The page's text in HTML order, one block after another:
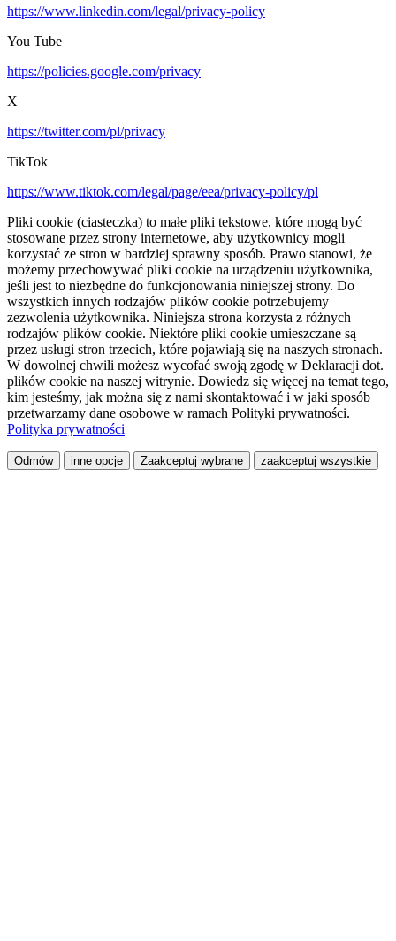
https://www.linkedin.com/legal/privacy-policy
You Tube
https://policies.google.com/privacy
X
https://twitter.com/pl/privacy
TikTok
https://www.tiktok.com/legal/page/eea/privacy-policy/pl
Pliki cookie (ciasteczka) to małe pliki tekstowe, które mogą być
stosowane przez strony internetowe, aby użytkownicy mogli
korzystać ze stron w bardziej sprawny sposób. Prawo stanowi, że
możemy przechowywać pliki cookie na urządzeniu użytkownika,
jeśli jest to niezbędne do funkcjonowania niniejszej strony. Do
wszystkich innych rodzajów plików cookie potrzebujemy
zezwolenia użytkownika. Niniejsza strona korzysta z różnych
rodzajów plików cookie. Niektóre pliki cookie umieszczane są
przez usługi stron trzecich, które pojawiają się na naszych stronach.
W dowolnej chwili możesz wycofać swoją zgodę w Deklaracji dot.
plików cookie na naszej witrynie. Dowiedz się więcej na temat tego,
kim jesteśmy, jak można się z nami skontaktować i w jaki sposób
przetwarzamy dane osobowe w ramach Polityki prywatności.
Polityka prywatności
Odmów inne opcje Zaakceptuj wybrane zaakceptuj wszystkie